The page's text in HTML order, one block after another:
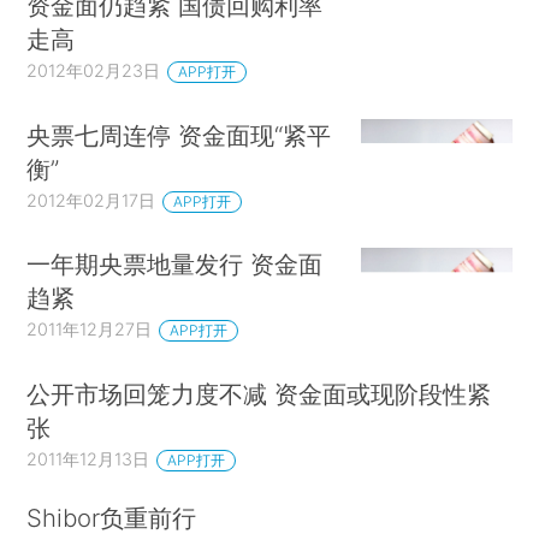
走高
2012年02月23日 APP打开
央票七周连停 资金面现“紧平
衡”
2012年02月17日 APP打开
一年期央票地量发行 资金面
趋紧
2011年12月27日 APP打开
公开市场回笼力度不减 资金面或现阶段性紧
张
2011年12月13日 APP打开
Shibor负重前行